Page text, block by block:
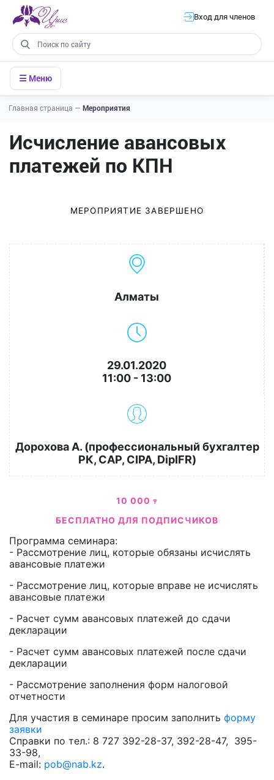
Вход для членов
☰ Меню
Главная страница — Мероприятия
Исчисление авансовых
платежей по КПН
МЕРОПРИЯТИЕ ЗАВЕРШЕНО
Алматы
29.01.2020
11:00 - 13:00
Дорохова А. (профессиональный бухгалтер
РК, CAP, CIPA, DipIFR)
10 000 ₸
БЕСПЛАТНО ДЛЯ ПОДПИСЧИКОВ
Программа семинара:
- Рассмотрение лиц, которые обязаны исчислять
авансовые платежи
- Рассмотрение лиц, которые вправе не исчислять
авансовые платежи
- Расчет сумм авансовых платежей до сдачи
декларации
- Расчет сумм авансовых платежей после сдачи
декларации
- Рассмотрение заполнения форм налоговой
отчетности
Для участия в семинаре просим заполнить форму
заявки
Справки по тел.: 8 727 392-28-37, 392-28-47, 395-
33-98,
E-mail: pob@nab.kz.